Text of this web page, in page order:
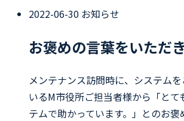
2022-06-30 お知らせ
お褒めの言葉をいただ
メンテナンス訪問時に、システム
いるM市役所ご担当者様から「とて
テムで助かっています。」とのお